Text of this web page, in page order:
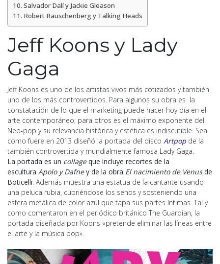
Salvador Dalí y Jackie Gleason
Robert Rauschenberg y Talking Heads
Jeff Koons y Lady
Gaga
Jeff Koons es uno de los artistas vivos más cotizados y también
uno de los más controvertidos. Para algunos su obra es la
constatación de lo que el marketing puede hacer hoy día en el
arte contemporáneo; para otros es el máximo exponente del
Neo-pop y su relevancia histórica y estética es indiscutible. Sea
como fuere en 2013 diseñó la portada del disco Artpop de la
también controvertida y mundialmente famosa Lady Gaga.
La portada es un collageque incluye recortes de la
escultura Apolo y Dafney de la obra El nacimiento de Venusde
Boticelli . Además muestra una estatua de la cantante usando
una peluca rubia, cubriéndose los senos y sosteniendo una
esfera metálica de color azul que tapa sus partes íntimas. Tal y
como comentaron en el periódico británico The Guardian, la
portada diseñada por Koons «pretende eliminar las líneas entre
el arte y la música pop».